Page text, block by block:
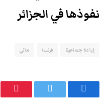
نفوذها في الجزائر
إبادة جماعية فرنسا مالي
فيسبوك تويتر